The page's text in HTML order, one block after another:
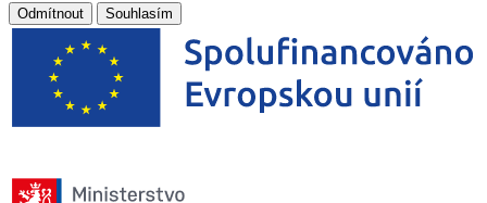
Odmítnout Souhlasím